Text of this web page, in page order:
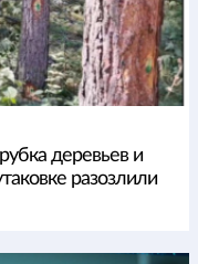
деревьев и
разозлили